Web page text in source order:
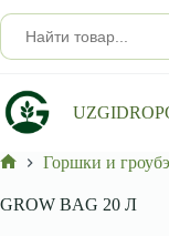
к
сути
Горшки и
GROW BAG 20 Л